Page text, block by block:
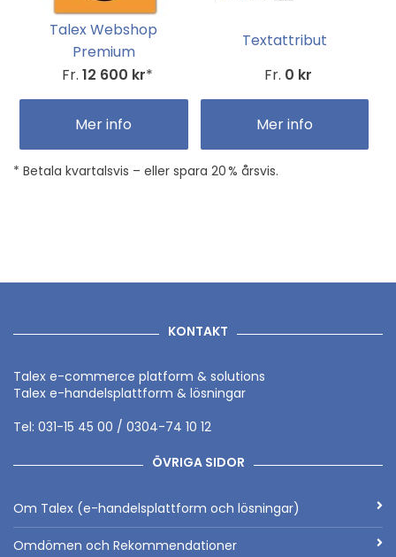
Talex Webshop
Premium
Fr. 12 600 kr*
Mer info
Textattribut
Fr. 0 kr
Mer info
* Betala kvartalsvis – eller spara 20 % årsvis.
KONTAKT
Talex e-commerce platform & solutions
Talex e-handelsplattform & lösningar
Tel: 031-15 45 00 / 0304-74 10 12
ÖVRIGA SIDOR
Om Talex (e-handelsplattform och lösningar)
Omdömen och Rekommendationer